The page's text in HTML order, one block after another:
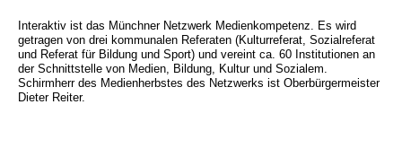
Interaktiv ist das Münchner Netzwerk Medienkompetenz. Es wird
getragen von drei kommunalen Referaten (Kulturreferat, Sozialreferat
und Referat für Bildung und Sport) und vereint ca. 60 Institutionen an
der Schnittstelle von Medien, Bildung, Kultur und Sozialem.
Schirmherr des Medienherbstes des Netzwerks ist Oberbürgermeister
Dieter Reiter.